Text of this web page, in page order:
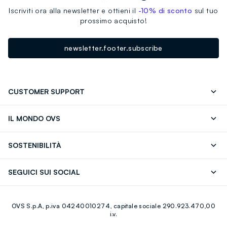
Iscriviti ora alla newsletter e ottieni il -10% di sconto sul tuo
prossimo acquisto!
newsletter.footer.subscribe
CUSTOMER SUPPORT
IL MONDO OVS
Giftcard
SOSTENIBILITÀ
SEGUICI SUI SOCIAL
Youtube Linkedin
OVS S.p.A, p.iva 04240010274, capitale sociale 290.923.470,00
i.v.